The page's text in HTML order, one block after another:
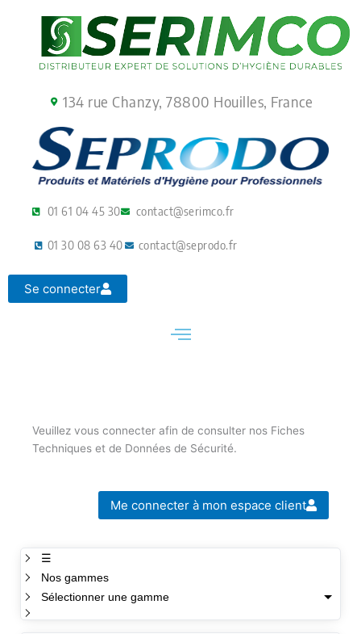
134 rue Chanzy, 78800 Houilles, France
01 61 04 45 30 contact@serimco.fr
01 30 08 63 40 contact@seprodo.fr
Se connecter
Veuillez vous connecter afin de consulter nos Fiches
Techniques et de Données de Sécurité.
Me connecter à mon espace client
☰
Nos gammes
Sélectionner une gamme